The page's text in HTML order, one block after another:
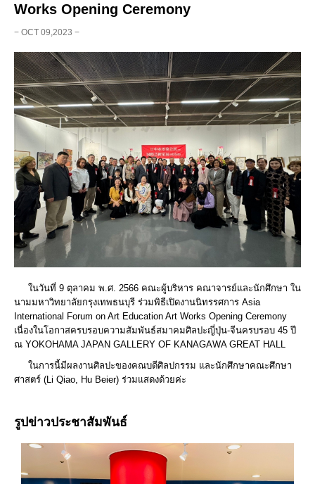
Works Opening Ceremony
− OCT 09,2023 −
ในวันที่ 9 ตุลาคม พ.ศ. 2566 คณะผู้บริหาร คณาจารย์และนักศึกษา ใน
นามมหาวิทยาลัยกรุงเทพธนบุรี ร่วมพิธีเปิดงานนิทรรศการ Asia
International Forum on Art Education Art Works Opening Ceremony
เนื่องในโอกาสครบรอบความสัมพันธ์สมาคมศิลปะญี่ปุ่น-จีนครบรอบ 45 ปี
ณ YOKOHAMA JAPAN GALLERY OF KANAGAWA GREAT HALL
ในการนี้มีผลงานศิลปะของคณบดีศิลปกรรม และนักศึกษาคณะศึกษา
ศาสตร์ (Li Qiao, Hu Beier) ร่วมแสดงด้วยค่ะ
รูปข่าวประชาสัมพันธ์